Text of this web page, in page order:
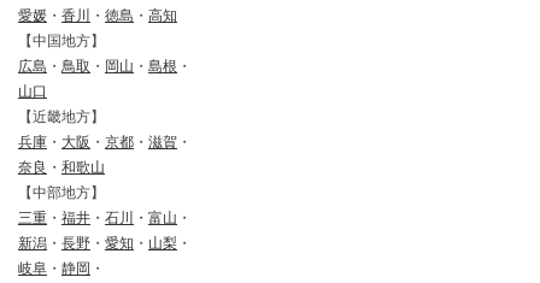
愛媛 ・ 香川 ・ 徳島 ・ 高知
【中国地方】
広島 ・ 鳥取 ・ 岡山 ・ 島根 ・
山口
【近畿地方】
兵庫 ・ 大阪 ・ 京都 ・ 滋賀 ・
奈良 ・ 和歌山
【中部地方】
三重 ・ 福井 ・ 石川 ・ 富山 ・
新潟 ・ 長野 ・ 愛知 ・ 山梨 ・
岐阜 ・ 静岡 ・